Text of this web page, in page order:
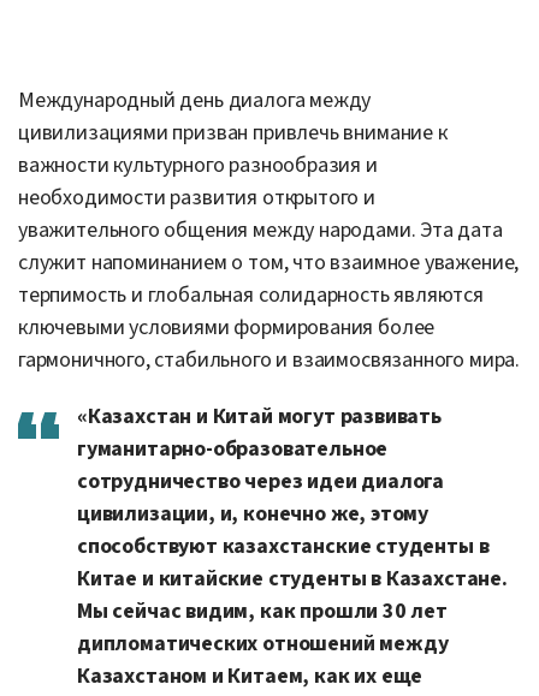
Международный день диалога между
цивилизациями призван привлечь внимание к
важности культурного разнообразия и
необходимости развития открытого и
уважительного общения между народами. Эта дата
служит напоминанием о том, что взаимное уважение,
терпимость и глобальная солидарность являются
ключевыми условиями формирования более
гармоничного, стабильного и взаимосвязанного мира.
«Казахстан и Китай могут развивать
гуманитарно-образовательное
сотрудничество через идеи диалога
цивилизации, и, конечно же, этому
способствуют казахстанские студенты в
Китае и китайские студенты в Казахстане.
Мы сейчас видим, как прошли 30 лет
дипломатических отношений между
Казахстаном и Китаем, как их еще